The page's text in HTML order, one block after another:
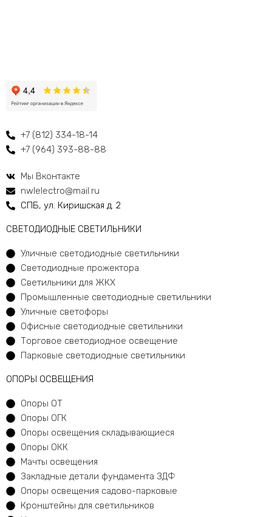
+7 (812) 334-18-14
+7 (964) 393-88-88
Мы Вконтакте
nwlelectro@mail.ru
СПБ, ул. Киришская д. 2
CВЕТОДИОДНЫЕ СВЕТИЛЬНИКИ
Уличные светодиодные светильники
Светодиодные прожектора
Светильники для ЖКХ
Промышленные светодиодные светильники
Уличные светофоры
Офисные светодиодные светильники
Торговое светодиодное освещение
Парковые светодиодные светильники
ОПОРЫ ОСВЕЩЕНИЯ
Опоры ОТ
Опоры ОГК
Опоры освещения складывающиеся
Опоры ОКК
Мачты освещения
Закладные детали фундамента ЗДФ
Опоры освещения садово-парковые
Кронштейны для светильников